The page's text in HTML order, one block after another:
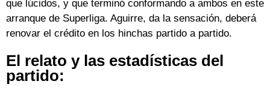
que lúcidos, y que terminó conformando a ambos en este
arranque de Superliga. Aguirre, da la sensación, deberá
renovar el crédito en los hinchas partido a partido.
El relato y las estadísticas del
partido: